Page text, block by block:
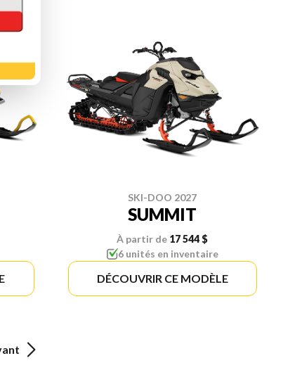
SKI-DOO 2027
SUMMIT
À partir de 17 544 $
6 unités en inventaire
DÉCOUVRIR CE MODÈLE